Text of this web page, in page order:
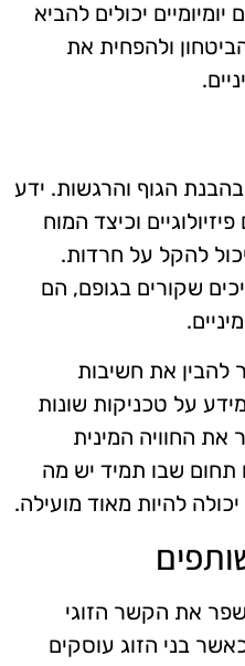
יכולים להביא
ולהפחית את
הגוף והרגשות. ידע
וכיצד המוח
להקל על חרדות.
שקורים בגופם, הם
להבין את חשיבות
על טכניקות שונות
את החוויה המינית
תחום שבו תמיד יש מה
להיות מאוד מועילה.
את הקשר הזוגי
בני הזוג עוסקים